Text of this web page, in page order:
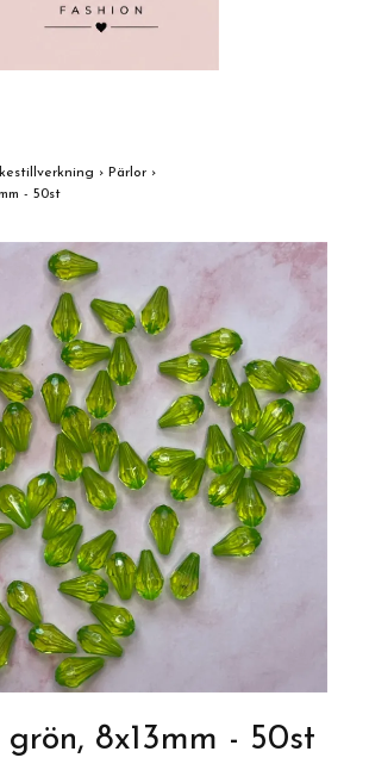
› Pärlor ›
- 50st
8x13mm - 50st